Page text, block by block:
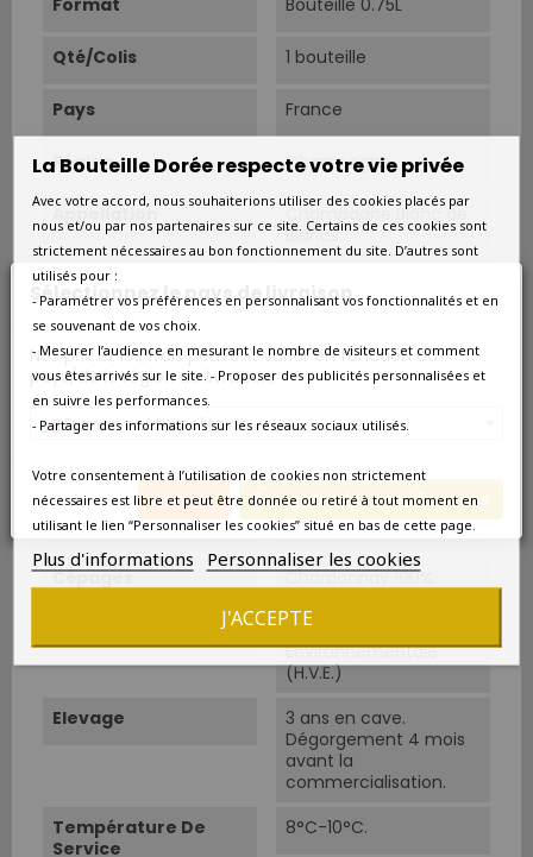
Sélectionnez le pays de livraison
Nos prix et les frais peuvent varier en fonction du
pays/de la région de livraison.
France métropolitaine
Annuler Enregistrer les modifications
Format Bouteille 0.75L
Qté/Colis 1 bouteille
Pays France
Région Champagne
Appellation
Champagne Blanc de
Blancs
Couleur
Type
Classement Premier Cru
Situation
Premiers Crus de
la-Montagne et Ludes.
Cépage Dominant
Chardonnay
Cépages Chardonnay 100%.
Haute Qualité
Environnementale
(H.V.E.)
Elevage
3 ans en cave.
Dégorgement 4 mois
avant la
commercialisation.
Température De
Service
8°C-10°C.
La Bouteille Dorée respecte votre vie privée
Avec votre accord, nous souhaiterions utiliser des cookies placés par
nous et/ou par nos partenaires sur ce site. Certains de ces cookies sont
strictement nécessaires au bon fonctionnement du site. D’autres sont
utilisés pour :
- Paramétrer vos préférences en personnalisant vos fonctionnalités et en
se souvenant de vos choix.
- Mesurer l’audience en mesurant le nombre de visiteurs et comment
vous êtes arrivés sur le site. - Proposer des publicités personnalisées et
en suivre les performances.
- Partager des informations sur les réseaux sociaux utilisés.
Votre consentement à l’utilisation de cookies non strictement
nécessaires est libre et peut être donnée ou retiré à tout moment en
utilisant le lien “Personnaliser les cookies” situé en bas de cette page.
Plus d'informations Personnaliser les cookies
J'ACCEPTE